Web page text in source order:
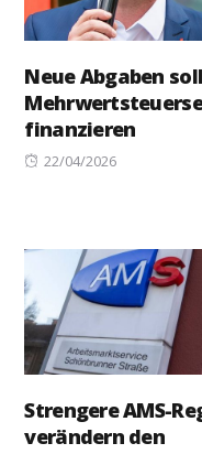
Neue Abgaben
finanzieren
Posted
22/04/2026
Strengere AMS-
verändern den